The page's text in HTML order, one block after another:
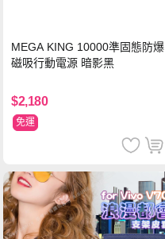
MEGA KING 10000準固態防爆
磁吸行動電源 暗影黑
$2,180
免運